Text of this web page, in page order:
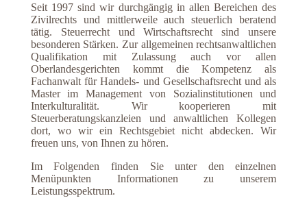
Seit 1997 sind wir durchgängig in allen Bereichen des
Zivilrechts und mittlerweile auch steuerlich beratend
tätig. Steuerrecht und Wirtschaftsrecht sind unsere
besonderen Stärken. Zur allgemeinen rechtsanwaltlichen
Qualifikation mit Zulassung auch vor allen
Oberlandesgerichten kommt die Kompetenz als
Fachanwalt für Handels- und Gesellschaftsrecht und als
Master im Management von Sozialinstitutionen und
Interkulturalität. Wir kooperieren mit
Steuerberatungskanzleien und anwaltlichen Kollegen
dort, wo wir ein Rechtsgebiet nicht abdecken. Wir
freuen uns, von Ihnen zu hören.
Im Folgenden finden Sie unter den einzelnen
Menüpunkten Informationen zu unserem
Leistungsspektrum.